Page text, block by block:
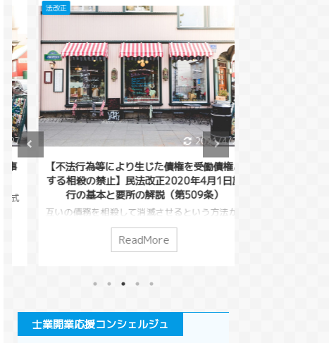
法改正
2021/4/20
【不法行為等により生じた債権を受働債権と
する相殺の禁止】民法改正2020年4月1日施
行の基本と要所の解説（第509条）
互いの債務を相殺して消滅させるという方法が
ありました。（民法５０５条）この債務という
のは損害賠償請求でも良いので、借金をしてい
る人が損害賠償請求を行い、債務を相殺すると
殺を本来の目的から逸脱して使う悪意の行為を
ついて解説します。 このページで分かる事条
文の変化受働債権と自働債権相殺の禁止の条件
ReadMore
士業開業応援コンシェルジュ